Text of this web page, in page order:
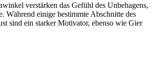
verstärken das Gefühl des Unbehagens,
Während einige bestimmte Abschnitte des
sind ein starker Motivator, ebenso wie Gier